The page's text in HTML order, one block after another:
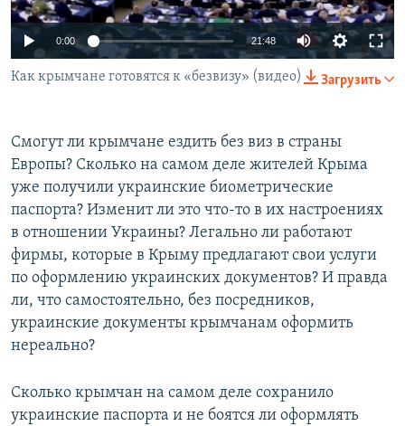
ПОБЕДИТЕЛЕЙ НЕ СУДЯТ?
КРЫМ.НЕПОКОРЕННЫЙ
ELIFBE
ПРИСОЕДИНЯЙТЕСЬ!
Все сайты RFE/RL
0:00 21:48
Загрузить
Как крымчане готовятся к «безвизу» (видео)
Смогут ли крымчане ездить без виз в страны
Европы? Сколько на самом деле жителей Крыма
уже получили украинские биометрические
паспорта? Изменит ли это что-то в их настроениях
в отношении Украины? Легально ли работают
фирмы, которые в Крыму предлагают свои услуги
по оформлению украинских документов? И правда
ли, что самостоятельно, без посредников,
украинские документы крымчанам оформить
нереально?
Сколько крымчан на самом деле сохранило
украинские паспорта и не боятся ли оформлять